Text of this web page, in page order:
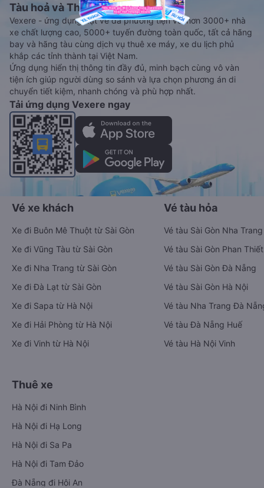
Tàu hoả và Thuê xe
Vexere - ứng dụng đặt vé đa phương tiện với hơn 3000+ nhà
xe chất lượng cao, 5000+ tuyến đường toàn quốc, tất cả hãng
bay và hãng tàu cùng dịch vụ thuê xe máy, xe du lịch phủ
khắp các tỉnh thành tại Việt Nam.
Ứng dụng hiển thị thông tin đầy đủ, minh bạch cùng vô vàn
tiện ích giúp người dùng so sánh và lựa chọn phương án di
chuyển tiết kiệm, nhanh chóng và phù hợp nhất.
Tải ứng dụng Vexere ngay
Vé xe khách
Xe đi Buôn Mê Thuột từ Sài Gòn
Xe đi Vũng Tàu từ Sài Gòn
Xe đi Nha Trang từ Sài Gòn
Xe đi Đà Lạt từ Sài Gòn
Xe đi Sapa từ Hà Nội
Xe đi Hải Phòng từ Hà Nội
Xe đi Vinh từ Hà Nội
Vé tàu hỏa
Vé tàu Sài Gòn Nha Trang
Vé tàu Sài Gòn Phan Thiết
Vé tàu Sài Gòn Đà Nẵng
Vé tàu Sài Gòn Hà Nội
Vé tàu Nha Trang Đà
Vé tàu Đà Nẵng Huế
Vé tàu Hà Nội Vinh
Thuê xe
Hà Nội đi Ninh Bình
Hà Nội đi Hạ Long
Hà Nội đi Sa Pa
Hà Nội đi Tam Đảo
Đà Nẵng đi Hội An